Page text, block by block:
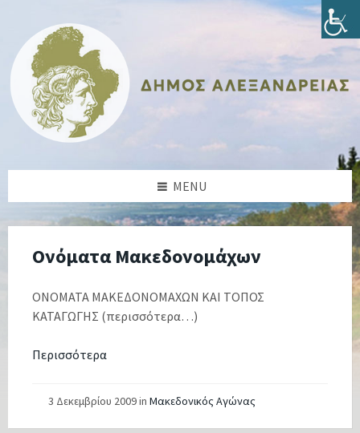
content
sidebar
sidebar
footer
MENU
Ονόματα Μακεδονομάχων
ΟΝΟΜΑΤΑ ΜΑΚΕΔΟΝΟΜΑΧΩΝ ΚΑΙ ΤΟΠΟΣ
ΚΑΤΑΓΩΓΗΣ (περισσότερα…)
Περισσότερα
3 Δεκεμβρίου 2009in Μακεδονικός Αγώνας